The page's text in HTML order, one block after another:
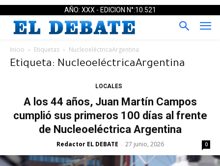
AÑO: XXX - EDICION N°:10.521
Inicio Etiquetas NucleoeléctricaArgentina
Etiqueta: NucleoeléctricaArgentina
LOCALES
A los 44 años, Juan Martín Campos
cumplió sus primeros 100 días al frente
de Nucleoeléctrica Argentina
Redactor EL DEBATE - 27 junio, 2026 0